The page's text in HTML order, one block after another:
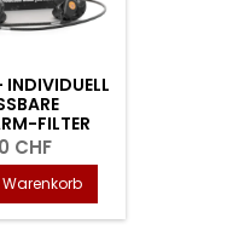
INDIVIDUELL
FILTER
CHF